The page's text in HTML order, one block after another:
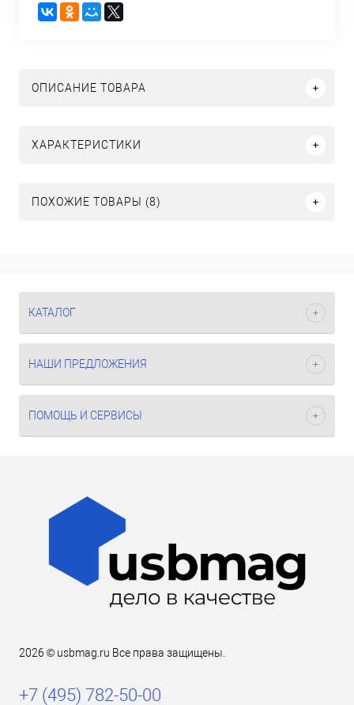
ОПИСАНИЕ ТОВАРА
ХАРАКТЕРИСТИКИ
ПОХОЖИЕ ТОВАРЫ (8)
КАТАЛОГ
НАШИ ПРЕДЛОЖЕНИЯ
ПОМОЩЬ И СЕРВИСЫ
2026 © usbmag.ru Все права защищены.
+7 (495) 782-50-00